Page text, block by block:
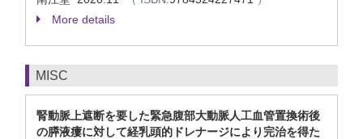
More details
MISC
腎動脈上遮断を要した緊急腹部大動脈人工血管置換術後
の膵液瘻に対して経乳頭的ドレナージにより完治を得た